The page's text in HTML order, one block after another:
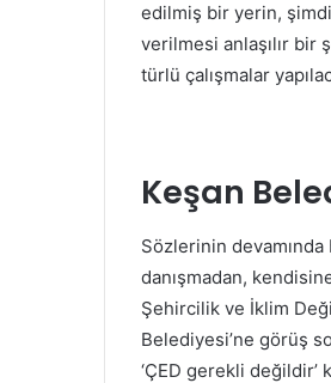
edilmiş bir yerin,
verilmesi anlaşılır bir
türlü çalışmalar
Keşan
Sözlerinin
danışmadan,
Şehircilik ve İklim
Belediyesi’ne görüş
‘ÇED gerekli değildir’